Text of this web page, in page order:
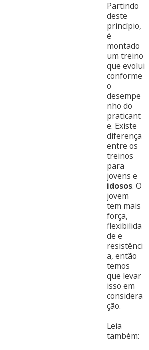
Partindo
deste
princípio,
é
montado
um treino
que evolui
conforme
o
desempe
nho do
praticant
e. Existe
diferença
entre os
treinos
para
jovens e
idosos. O
jovem
tem mais
força,
flexibilida
de e
resistênci
a, então
temos
que levar
isso em
considera
ção.
Leia
também: